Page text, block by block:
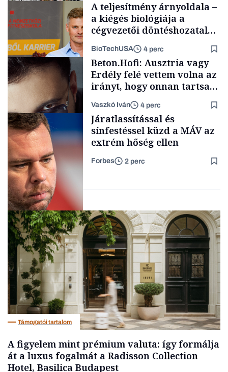
Politika
Content Lab HUB
A teljesítmény árnyoldala –
a kiégés biológiája a
cégvezetői döntéshozatal
BioTechUSA 4 perc
Forbes-sztori
Beton.Hofi: Ausztria vagy
Erdély felé vettem volna az
irányt, hogy onnan tartsam
lélegeztetőgépen a magyar
zenét
Vaszkó Iván 4 perc
Társadalom
Járatlassítással és
sínfestéssel küzd a MÁV az
extrém hőség ellen
Forbes 2 perc
Támogatói tartalom
A figyelem mint prémium valuta: így formálja
át a luxus fogalmát a Radisson Collection
Hotel, Basilica Budapest